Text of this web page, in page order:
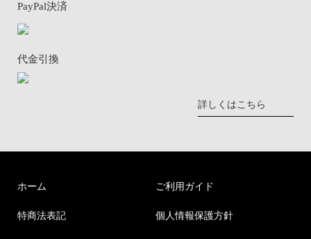
PayPal決済
代金引換
詳しくはこちら
ホーム ご利用ガイド
特商法表記 個人情報保護方針